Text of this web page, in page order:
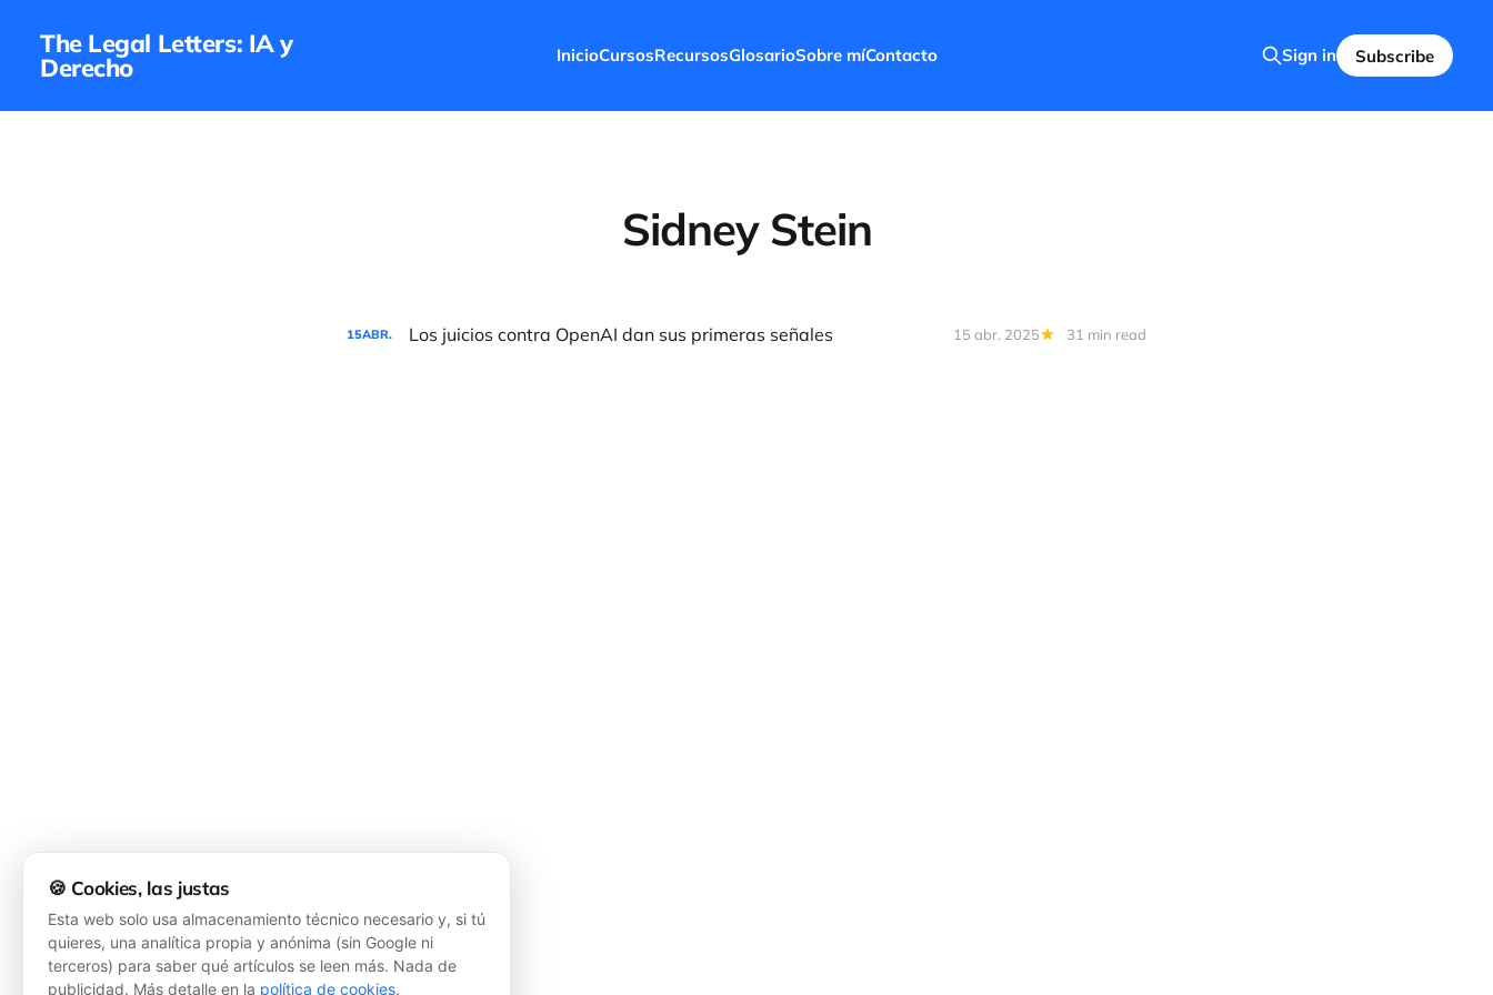
The Legal Letters: IA y
Derecho InicioCursosRecursosGlosarioSobre míContacto Sign in Subscribe
Sidney Stein
15ABR. Los juicios contra OpenAI dan sus primeras señales 15 abr. 2025 31 min read
🍪 Cookies, las justas
Esta web solo usa almacenamiento técnico necesario y, si tú
quieres, una analítica propia y anónima (sin Google ni
terceros) para saber qué artículos se leen más. Nada de
publicidad. Más detalle en la política de cookies.